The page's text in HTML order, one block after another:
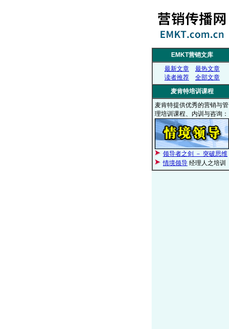
EMKT营销文库
最新文章
最热文章
读者推荐
全部文章
麦肯特培训课程
麦肯特提供优秀的营销与管
理培训课程、内训与咨询：
领导者之剑 － 突破思维
情境领导 经理人之培训